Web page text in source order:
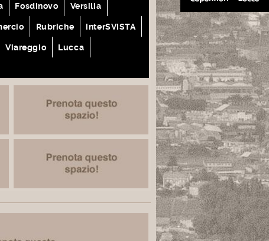
Fosdinovo Versilia
Rubriche interSVISTA
Viareggio Lucca